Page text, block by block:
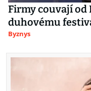
Firmy couvají od
duhovému
Byznys